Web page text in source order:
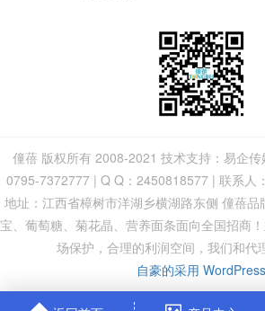
僮蓓 版权所有 2008-2021 技术支持：易企传
0795-7372777 | Q Q：2450818577 | 联系人
地址：江西省樟树市洋湖乡横湖路东侧 僮蓓
宝、葡萄糖、菊花晶、营养面条面向全国招商
场保护，合理的利润空间，我们和代
自豪的采用 WordPress